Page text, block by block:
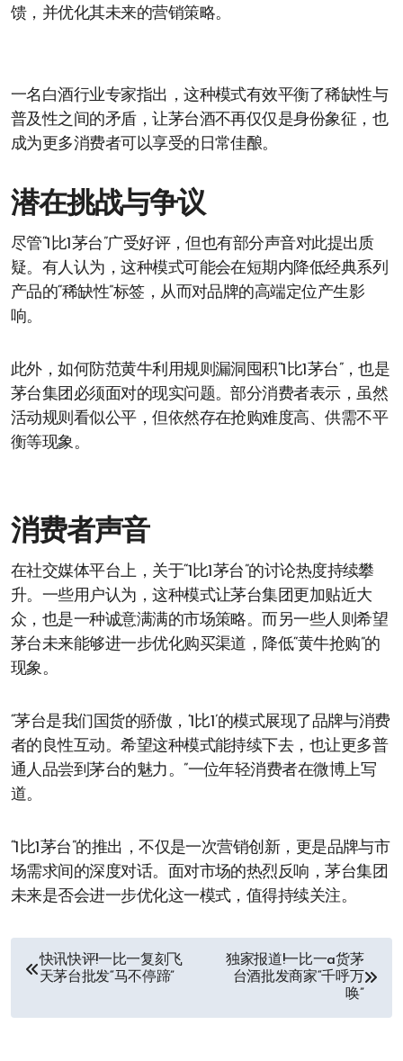
馈，并优化其未来的营销策略。
一名白酒行业专家指出，这种模式有效平衡了稀缺性与
普及性之间的矛盾，让茅台酒不再仅仅是身份象征，也
成为更多消费者可以享受的日常佳酿。
潜在挑战与争议
尽管“1比1茅台”广受好评，但也有部分声音对此提出质
疑。有人认为，这种模式可能会在短期内降低经典系列
产品的“稀缺性”标签，从而对品牌的高端定位产生影
响。
此外，如何防范黄牛利用规则漏洞囤积“1比1茅台”，也是
茅台集团必须面对的现实问题。部分消费者表示，虽然
活动规则看似公平，但依然存在抢购难度高、供需不平
衡等现象。
消费者声音
在社交媒体平台上，关于“1比1茅台”的讨论热度持续攀
升。一些用户认为，这种模式让茅台集团更加贴近大
众，也是一种诚意满满的市场策略。而另一些人则希望
茅台未来能够进一步优化购买渠道，降低“黄牛抢购”的
现象。
“茅台是我们国货的骄傲，‘1比1’的模式展现了品牌与消费
者的良性互动。希望这种模式能持续下去，也让更多普
通人品尝到茅台的魅力。”一位年轻消费者在微博上写
道。
“1比1茅台”的推出，不仅是一次营销创新，更是品牌与市
场需求间的深度对话。面对市场的热烈反响，茅台集团
未来是否会进一步优化这一模式，值得持续关注。
文快讯快评!一比一复刻飞
天茅台批发“马不停蹄”
独家报道!一比一a货茅
台酒批发商家“千呼万
唤”